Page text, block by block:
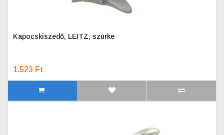
Kapocskiszedő, LEITZ, szürke
1.523 Ft